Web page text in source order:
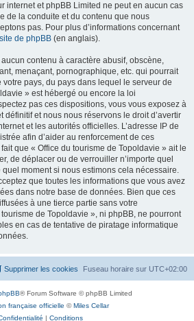
internet et phpBB Limited ne peut en aucun cas
de la conduite et du contenu que nous
pas. Pour plus d’informations concernant
de phpBB (en anglais).
contenu à caractère abusif, obscène,
menaçant, pornographique, etc. qui pourrait
pays, du pays dans lequel le serveur de
» est hébergé ou encore la loi
pas ces dispositions, vous vous exposez à
définitif et nous nous réservons le droit d’avertir
et les autorités officielles. L’adresse IP de
afin d’aider au renforcement de ces
que « Office du tourisme de Topoldavie » ait le
de déplacer ou de verrouiller n’importe quel
quel moment si nous estimons cela nécessaire.
que toutes les informations que vous avez
dans notre base de données. Bien que ces
à une tierce partie sans votre
de Topoldavie », ni phpBB, ne pourront
en cas de tentative de piratage informatique
Fuseau horaire sur UTC+02:00
Supprimer les cookies
® Forum Software © phpBB Limited
française officielle ©Miles Cellar
| Conditions